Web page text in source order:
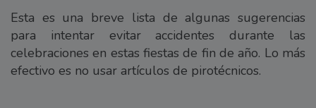
Esta es una breve lista de algunas sugerencias
para intentar evitar accidentes durante las
celebraciones en estas fiestas de fin de año. Lo más
efectivo es no usar artículos de pirotécnicos.